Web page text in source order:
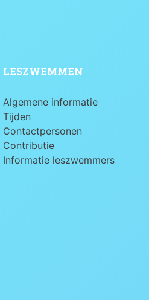
LESZWEMMEN
Algemene informatie
Tijden
Contactpersonen
Contributie
Informatie leszwemmers